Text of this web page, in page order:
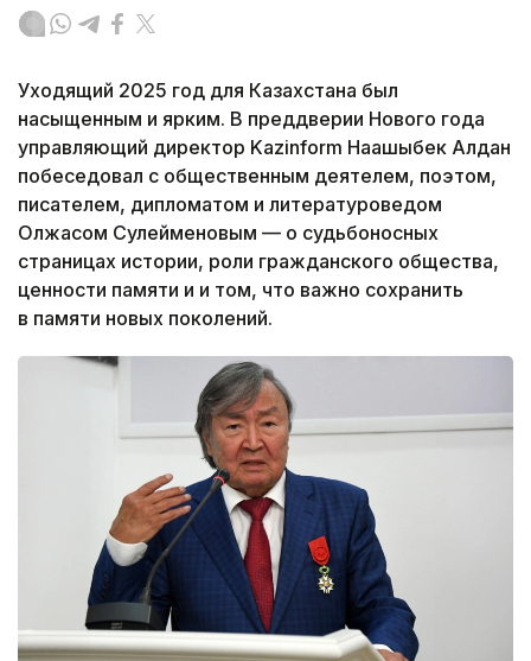
Уходящий 2025 год для Казахстана был
насыщенным и ярким. В преддверии Нового года
управляющий директор Kazinform Нағашыбек Алдан
побеседовал с общественным деятелем, поэтом,
писателем, дипломатом и литературоведом
Олжасом Сулейменовым — о судьбоносных
страницах истории, роли гражданского общества,
ценности памяти и и том, что важно сохранить
в памяти новых поколений.